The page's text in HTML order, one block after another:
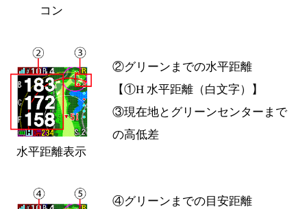
コン
水平距離表示
②グリーンまでの水平距離
【①H 水平距離（白文字）】
③現在地とグリーンセンターまで
の高低差
④グリーンまでの目安距離